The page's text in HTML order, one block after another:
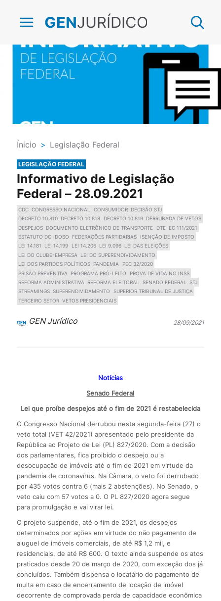
GENJURÍDICO
Ínicio > Legislação Federal
LEGISLAÇÃO FEDERAL
Informativo de Legislação
Federal – 28.09.2021
CDC CONGRESSO NACIONAL CONSUMIDOR
DECISÃO STJ
DECRETO 10.810
DECRETO 10.818 DECRETO 10.819
DERRUBADA DE VETOS
DESPEJOS
DOCUMENTO ELETRÔNICO DE TRANSPORTE DTE
EC 111/2021
ESTATUTO DO IDOSO
FEDERAÇÕES PARTIDÁRIAS
ISENÇÃO DE IMPOSTO
LEI 14.181
LEI 14.199 LEI 14.206 LEI 9.096 LEI DAS ELEIÇÕES
LEI DO CLUBE-EMPRESA
LEI DO SUPERENDIVIDAMENTO
LEI DOS PARTIDOS POLÍTICOS
PANDEMIA
PEC 32/2020
PRISÃO PREVENTIVA
PROGRAMA PRÓ-LEITO
PROVA DE VIDA NO INSS
REFORMA ADMINISTRATIVA
REFORMA ELEITORAL SENADO FEDERAL
STJ
STREAMINGS SUPERENDIVIDAMENTO
SUPERIOR TRIBUNAL DE JUSTIÇA
TERCEIRO SETOR VETOS PRESIDENCIAIS
GEN Jurídico 28/09/2021
Notícias
Senado Federal
Lei que proíbe despejos até o fim de 2021 é restabelecida
O Congresso Nacional derrubou nesta segunda-feira (27) o
veto total (VET 42/2021) apresentado pelo presidente da
República ao Projeto de Lei (PL) 827/2020. Com a decisão
dos parlamentares, fica proibido o despejo ou a
desocupação de imóveis até o fim de 2021 em virtude da
pandemia de coronavírus. Na Câmara, o veto foi derrubado
por 435 votos contra 6 (mais 2 abstenções). No Senado, o
veto caiu com 57 votos a 0. O PL 827/2020 agora segue
para promulgação e vai virar lei.
O projeto suspende, até o fim de 2021, os despejos
determinados por ações em virtude do não pagamento de
aluguel de imóveis comerciais, de até R$ 1,2 mil, e
residenciais, de até R$ 600. O texto ainda suspende os atos
praticados desde 20 de março de 2020, com exceção dos já
concluídos. Também dispensa o locatário do pagamento de
multa em caso de encerramento de locação de imóvel
decorrente de comprovada perda de capacidade econômica